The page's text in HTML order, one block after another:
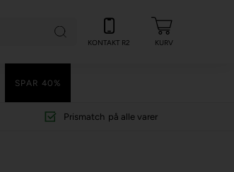
KONTAKT R2 KURV
SPAR 40%
Prismatch på alle varer